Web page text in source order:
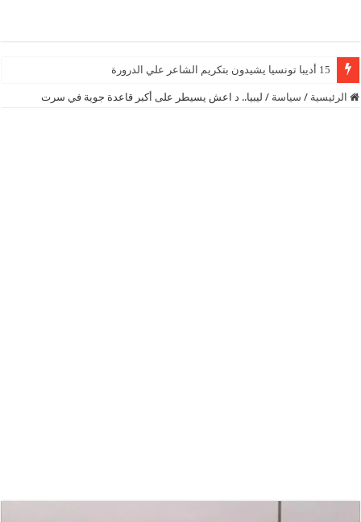
15 أديبا تونسيا يشيدون بتكريم الشاعر علي الدرورة
الرئيسية / سياسة / ليبيا.. د اعش يسيطر على أكبر قاعدة جوية في سرت